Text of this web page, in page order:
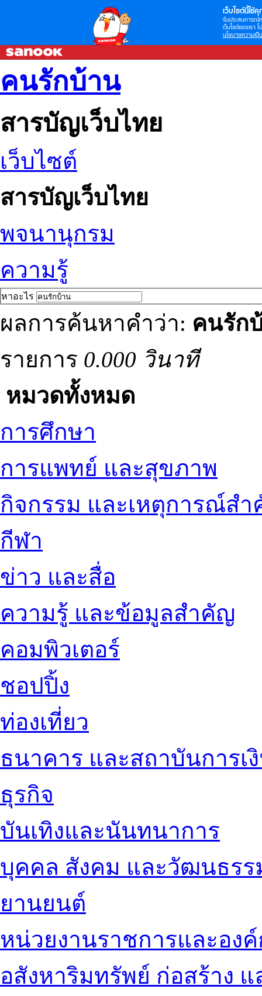
เว็บไซต์นี้ใช้คุ
รับประสบการณ์
เว็บไซต์ของเรา
นโยบายความเป็
คนรักบ้าน
สารบัญเว็บไทย
เว็บไซต์
สารบัญเว็บไทย
พจนานุกรม
ความรู้
หาอะไร
ผลการค้นหาคำว่า: คนรัก
รายการ 0.000 วินาที
หมวดทั้งหมด
การศึกษา
การแพทย์ และสุขภาพ
กิจกรรม และเหตุการณ์ส
กีฬา
ข่าว และสื่อ
ความรู้ และข้อมูลสำคัญ
คอมพิวเตอร์
ชอปปิ้ง
ท่องเที่ยว
ธนาคาร และสถาบันการเ
ธุรกิจ
บันเทิงและนันทนาการ
บุคคล สังคม และวัฒนธรร
ยานยนต์
หน่วยงานราชการและอง
อสังหาริมทรัพย์ ก่อสร้าง